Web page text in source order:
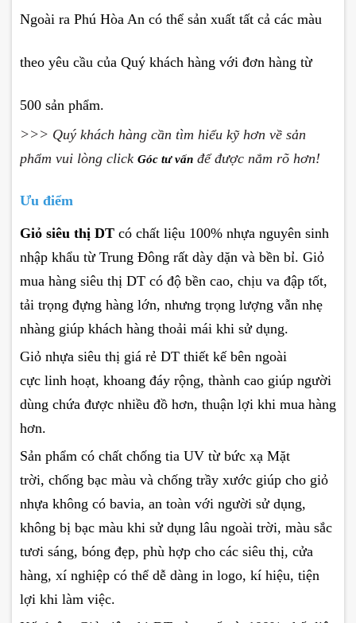
Ngoài ra Phú Hòa An có thể sản xuất tất cả các màu
theo yêu cầu của Quý khách hàng với đơn hàng từ
500 sản phẩm.
>>> Quý khách hàng cần tìm hiểu kỹ hơn về sản
phẩm vui lòng click Góc tư vấn để được nắm rõ hơn!
Ưu điểm
Giỏ siêu thị DT có chất liệu 100% nhựa nguyên sinh
nhập khẩu từ Trung Đông rất dày dặn và bền bỉ. Giỏ
mua hàng siêu thị DT có độ bền cao, chịu va đập tốt,
tải trọng đựng hàng lớn, nhưng trọng lượng vẫn nhẹ
nhàng giúp khách hàng thoải mái khi sử dụng.
Giỏ nhựa siêu thị giá rẻ DT thiết kế bên ngoài
cực linh hoạt, khoang đáy rộng, thành cao giúp người
dùng chứa được nhiều đồ hơn, thuận lợi khi mua hàng
hơn.
Sản phẩm có chất chống tia UV từ bức xạ Mặt
trời, chống bạc màu và chống trầy xước giúp cho giỏ
nhựa không có bavia, an toàn với người sử dụng,
không bị bạc màu khi sử dụng lâu ngoài trời, màu sắc
tươi sáng, bóng đẹp, phù hợp cho các siêu thị, cửa
hàng, xí nghiệp có thể dễ dàng in logo, kí hiệu, tiện
lợi khi làm việc.